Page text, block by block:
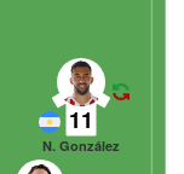
11
N. González